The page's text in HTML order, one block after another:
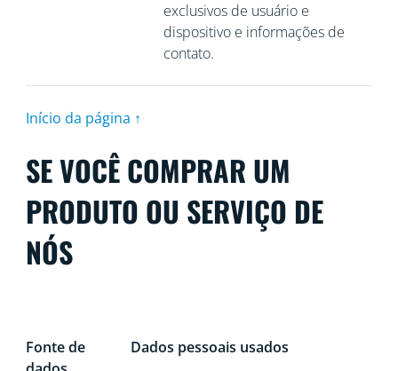
exclusivos de usuário e
dispositivo e informações de
contato.
Início da página ↑
SE VOCÊ COMPRAR UM
PRODUTO OU SERVIÇO DE
NÓS
Fonte de
Dados pessoais usados